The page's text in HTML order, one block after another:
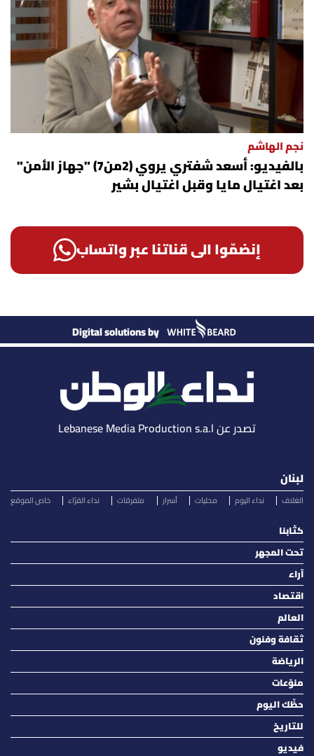
نجم الهاشم
بالفيديو: أسعد شفتري يروي (2من7) "جهاز الأمن"
بعد اغتيال مايا وقبل اغتيال بشير
إنضمّوا الى قناتنا عبر واتساب
Digital solutions by
تصدر عن Lebanese Media Production s.a.l
لبنان
الغلاف نداء اليوم محليات أسرار متفرقات نداء القرّاء خاص الموقع
كتّابنا
تحت المجهر
آراء
اقتصاد
العالم
ثقافة وفنون
الرياضة
منوّعات
حظّك اليوم
للتاريخ
فيديو